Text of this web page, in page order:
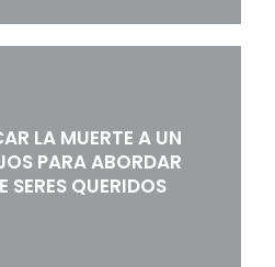
LA MUERTE A UN
PARA ABORDAR
SERES QUERIDOS